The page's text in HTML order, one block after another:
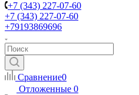
+7 (343) 227-07-60
+7 (343) 227-07-60
+79193869696
Сравнение0
Отложенные 0